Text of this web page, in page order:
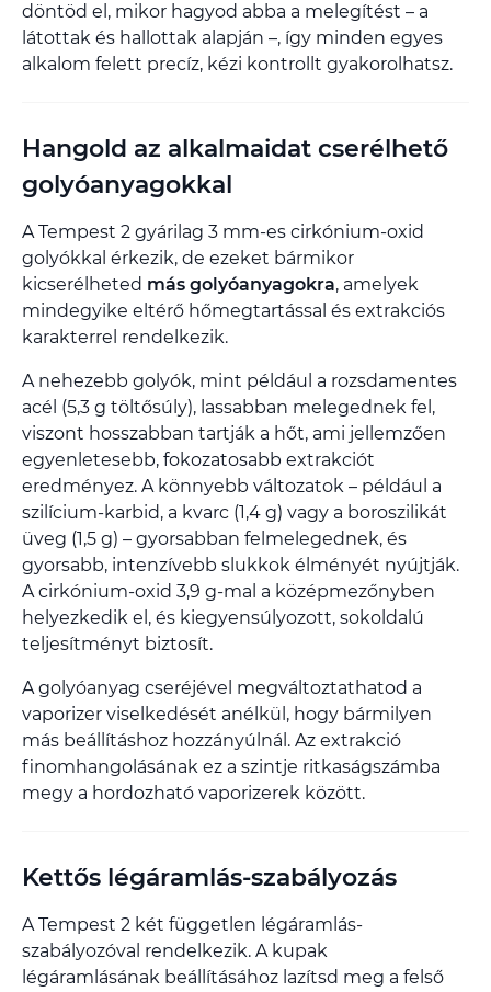
döntöd el, mikor hagyod abba a melegítést – a
látottak és hallottak alapján –, így minden egyes
alkalom felett precíz, kézi kontrollt gyakorolhatsz.
Hangold az alkalmaidat cserélhető
golyóanyagokkal
A Tempest 2 gyárilag 3 mm-es cirkónium-oxid
golyókkal érkezik, de ezeket bármikor
kicserélheted más golyóanyagokra, amelyek
mindegyike eltérő hőmegtartással és extrakciós
karakterrel rendelkezik.
A nehezebb golyók, mint például a rozsdamentes
acél (5,3 g töltősúly), lassabban melegednek fel,
viszont hosszabban tartják a hőt, ami jellemzően
egyenletesebb, fokozatosabb extrakciót
eredményez. A könnyebb változatok – például a
szilícium-karbid, a kvarc (1,4 g) vagy a boroszilikát
üveg (1,5 g) – gyorsabban felmelegednek, és
gyorsabb, intenzívebb slukkok élményét nyújtják.
A cirkónium-oxid 3,9 g-mal a középmezőnyben
helyezkedik el, és kiegyensúlyozott, sokoldalú
teljesítményt biztosít.
A golyóanyag cseréjével megváltoztathatod a
vaporizer viselkedését anélkül, hogy bármilyen
más beállításhoz hozzányúlnál. Az extrakció
finomhangolásának ez a szintje ritkaságszámba
megy a hordozható vaporizerek között.
Kettős légáramlás-szabályozás
A Tempest 2 két független légáramlás-
szabályozóval rendelkezik. A kupak
légáramlásának beállításához lazítsd meg a felső